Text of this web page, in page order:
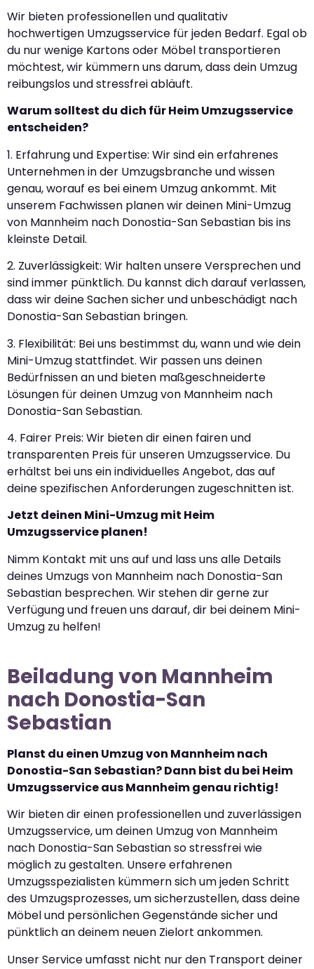
Wir bieten professionellen und qualitativ
hochwertigen Umzugsservice für jeden Bedarf. Egal ob
du nur wenige Kartons oder Möbel transportieren
möchtest, wir kümmern uns darum, dass dein Umzug
reibungslos und stressfrei abläuft.
Warum solltest du dich für Heim Umzugsservice
entscheiden?
1. Erfahrung und Expertise: Wir sind ein erfahrenes
Unternehmen in der Umzugsbranche und wissen
genau, worauf es bei einem Umzug ankommt. Mit
unserem Fachwissen planen wir deinen Mini-Umzug
von Mannheim nach Donostia-San Sebastian bis ins
kleinste Detail.
2. Zuverlässigkeit: Wir halten unsere Versprechen und
sind immer pünktlich. Du kannst dich darauf verlassen,
dass wir deine Sachen sicher und unbeschädigt nach
Donostia-San Sebastian bringen.
3. Flexibilität: Bei uns bestimmst du, wann und wie dein
Mini-Umzug stattfindet. Wir passen uns deinen
Bedürfnissen an und bieten maßgeschneiderte
Lösungen für deinen Umzug von Mannheim nach
Donostia-San Sebastian.
4. Fairer Preis: Wir bieten dir einen fairen und
transparenten Preis für unseren Umzugsservice. Du
erhältst bei uns ein individuelles Angebot, das auf
deine spezifischen Anforderungen zugeschnitten ist.
Jetzt deinen Mini-Umzug mit Heim
Umzugsservice planen!
Nimm Kontakt mit uns auf und lass uns alle Details
deines Umzugs von Mannheim nach Donostia-San
Sebastian besprechen. Wir stehen dir gerne zur
Verfügung und freuen uns darauf, dir bei deinem Mini-
Umzug zu helfen!
Beiladung von Mannheim
nach Donostia-San
Sebastian
Planst du einen Umzug von Mannheim nach
Donostia-San Sebastian? Dann bist du bei Heim
Umzugsservice aus Mannheim genau richtig!
Wir bieten dir einen professionellen und zuverlässigen
Umzugsservice, um deinen Umzug von Mannheim
nach Donostia-San Sebastian so stressfrei wie
möglich zu gestalten. Unsere erfahrenen
Umzugsspezialisten kümmern sich um jeden Schritt
des Umzugsprozesses, um sicherzustellen, dass deine
Möbel und persönlichen Gegenstände sicher und
pünktlich an deinem neuen Zielort ankommen.
Unser Service umfasst nicht nur den Transport deiner